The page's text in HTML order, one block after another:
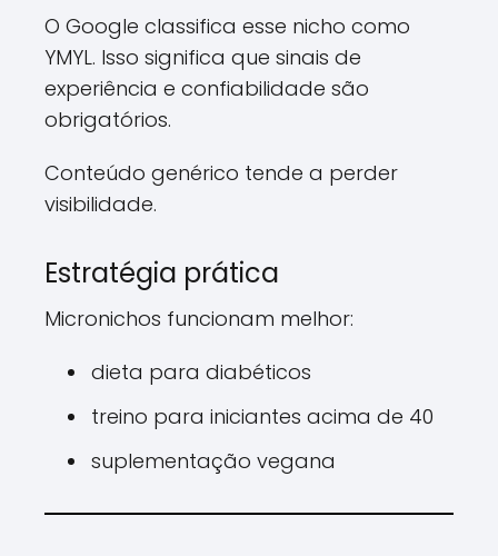
O Google classifica esse nicho como
YMYL. Isso significa que sinais de
experiência e confiabilidade são
obrigatórios.
Conteúdo genérico tende a perder
visibilidade.
Estratégia prática
Micronichos funcionam melhor:
dieta para diabéticos
treino para iniciantes acima de 40
suplementação vegana